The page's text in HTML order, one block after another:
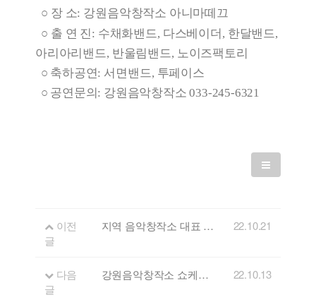
○ 장 소: 강원음악창작소 아니마떼끄
○ 출 연 진: 수채화밴드, 다스베이더 , 한달밴드,
아리아리밴드, 반울림밴드, 노이즈팩토리
○ 축하공연: 서면밴드, 투페이스
○ 공연문의: 강원음악창작소 033-245-6321
이전
글
지역 음악창작소 대표 뮤지션이 함께하는 '2022 우리음악인 축제'로의 초대! 22.10.21
다음
글
강원음악창작소 쇼케이스&네트워킹 초청 22.10.13